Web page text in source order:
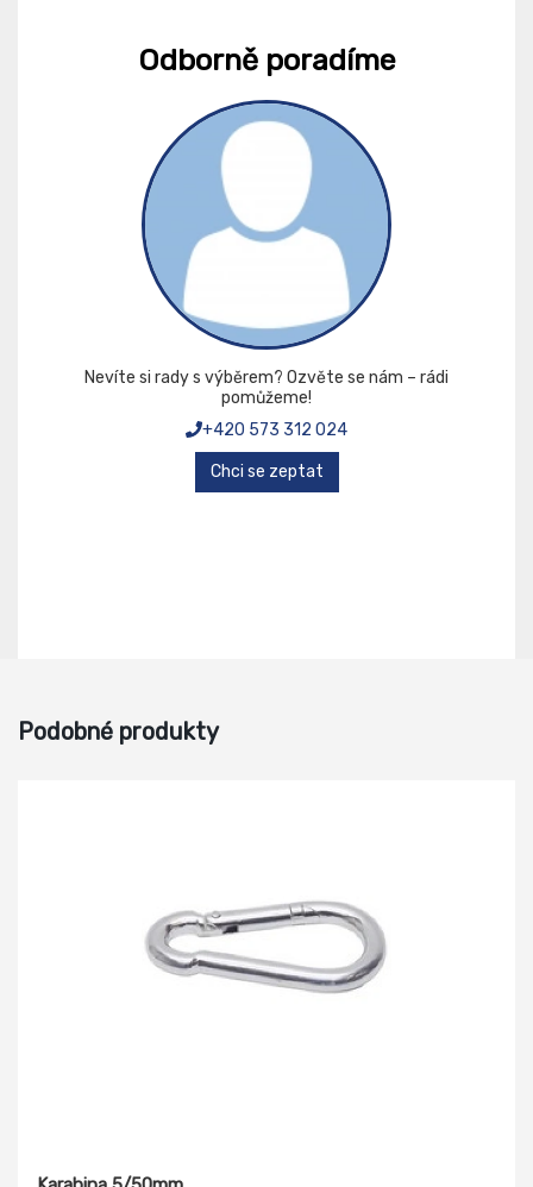
Odborně poradíme
Nevíte si rady s výběrem? Ozvěte se nám – rádi
pomůžeme!
+420 573 312 024
Chci se zeptat
Podobné produkty